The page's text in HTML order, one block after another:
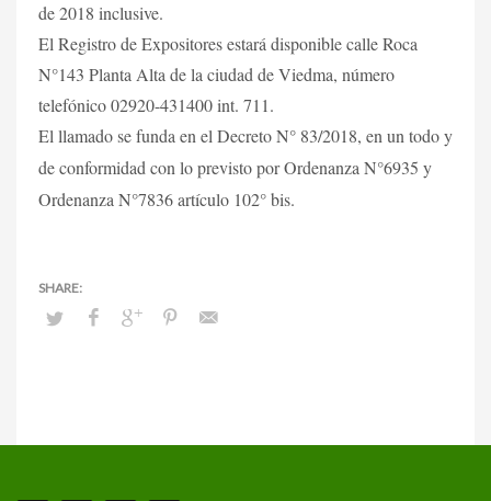
de 2018 inclusive.
El Registro de Expositores estará disponible calle Roca
N°143 Planta Alta de la ciudad de Viedma, número
telefónico 02920-431400 int. 711.
El llamado se funda en el Decreto N° 83/2018, en un todo y
de conformidad con lo previsto por Ordenanza N°6935 y
Ordenanza N°7836 artículo 102° bis.